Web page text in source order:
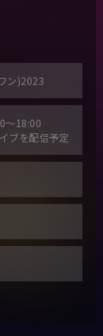
ン)2023
18:00
ブを配信予定